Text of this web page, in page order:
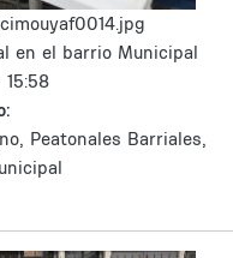
en el barrio Municipal
Peatonales Barriales,